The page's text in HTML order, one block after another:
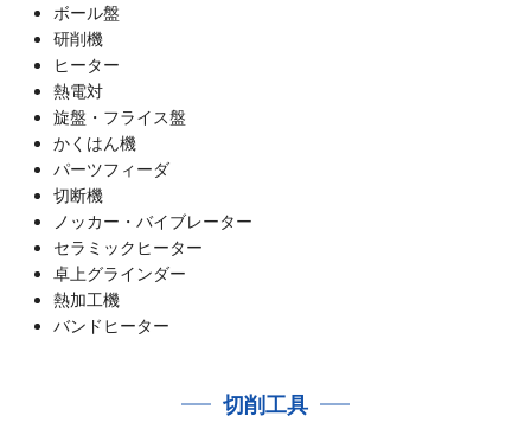
ボール盤
研削機
ヒーター
熱電対
旋盤・フライス盤
かくはん機
パーツフィーダ
切断機
ノッカー・バイブレーター
セラミックヒーター
卓上グラインダー
熱加工機
バンドヒーター
切削工具